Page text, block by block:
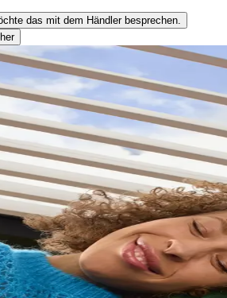
das mit dem Händler besprechen.